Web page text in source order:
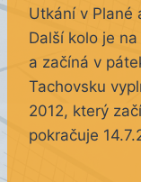
Utkání v Plané
Další kolo je
a začíná v
Tachovsku
2012, který
pokračuje